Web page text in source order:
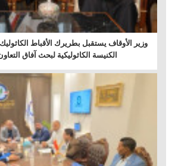
وزير الأوقاف يستقبل بطريرك الأقباط
الكنيسة الكاثوليكية لبحث آفاق